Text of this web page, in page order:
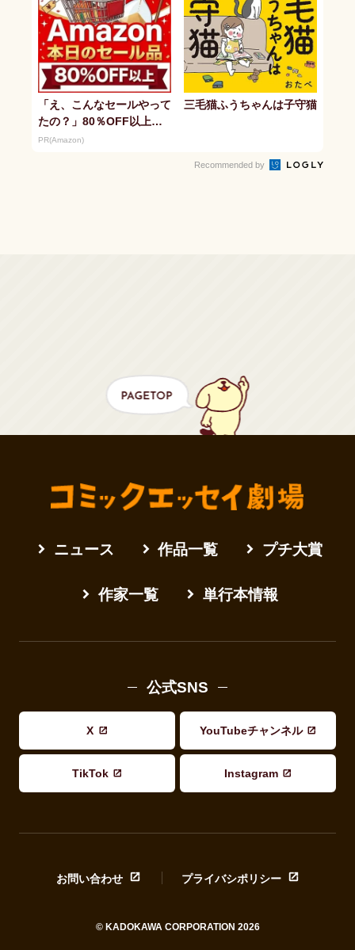
「え、こんなセールやって
たの？」80％OFF以上が
続々登場！Amazonの本気
PR(Amazon)
三毛猫ふうちゃんは子守猫
Recommended by
ニュース 作品一覧 プチ大賞
作家一覧 単行本情報
公式SNS
X YouTubeチャンネル
TikTok Instagram
お問い合わせ プライバシポリシー
© KADOKAWA CORPORATION 2026